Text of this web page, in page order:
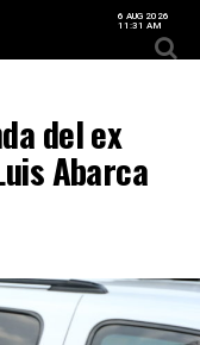
6 AUG 2026
11:31 AM
del ex
Abarca